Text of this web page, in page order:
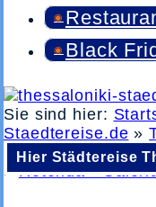
Black
Sie sind hier:
Staedtereise.de »
»Rotonda ·
Hier Städtereise